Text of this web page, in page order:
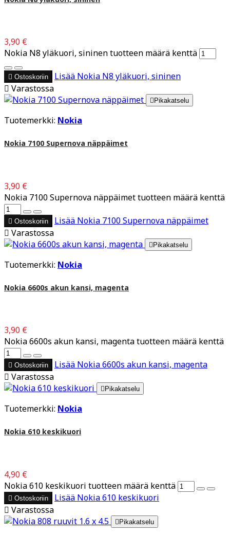
3,90 €
Nokia N8 yläkuori, sininen tuotteen määrä kenttä
 Ostoskoriin Lisää Nokia N8 yläkuori, sininen
 Varastossa
 Pikakatselu
Tuotemerkki: Nokia
Nokia 7100 Supernova näppäimet
3,90 €
Nokia 7100 Supernova näppäimet tuotteen määrä kenttä
 Ostoskoriin Lisää Nokia 7100 Supernova näppäimet
 Varastossa
 Pikakatselu
Tuotemerkki: Nokia
Nokia 6600s akun kansi, magenta
3,90 €
Nokia 6600s akun kansi, magenta tuotteen määrä kenttä
 Ostoskoriin Lisää Nokia 6600s akun kansi, magenta
 Varastossa
 Pikakatselu
Tuotemerkki: Nokia
Nokia 610 keskikuori
4,90 €
Nokia 610 keskikuori tuotteen määrä kenttä
 Ostoskoriin Lisää Nokia 610 keskikuori
 Varastossa
Pikakatselu